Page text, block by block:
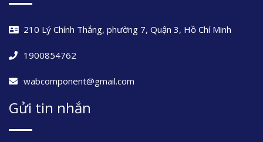
210 Lý Chính Thắng, phường 7, Quận 3, Hồ Chí Minh
1900854762
wabcomponent@gmail.com
Gửi tin nhắn